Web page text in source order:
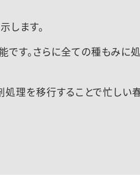
します。
す。さらに全ての種もみに
理を移行することで忙しい